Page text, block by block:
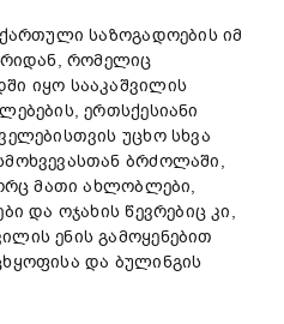
საზოგადოების იმ
რომელიც
იყო სააკაშვილის
ერთსქესიანი
უცხო სხვა
ბრძოლაში,
მათი ახლობლები,
და ოჯახის წევრებიც კი,
ენის გამოყენებით
და ბულინგის